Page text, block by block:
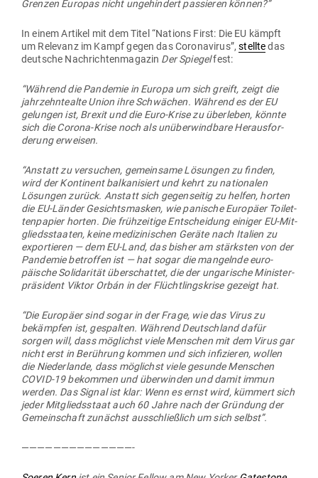
Grenzen Europas nicht unge­hindert pas­sieren können?”
In einem Artikel mit dem Titel “Nations First: Die EU kämpft
um Relevanz im Kampf gegen das Coro­na­virus”,stelltedas
deutsche Nach­rich­ten­ma­gazin Der Spiegelfest:
“Während die Pan­demie in Europa um sich greift, zeigt die
jahr­zehn­tealte Union ihre Schwächen. Während es der EU
gelungen ist, Brexit und die Euro-Krise zu über­leben, könnte
sich die Corona-Krise noch als unüber­windbare Her­aus­for­
derung erweisen.
“Anstatt zu ver­suchen, gemeinsame Lösungen zu finden,
wird der Kon­tinent bal­ka­ni­siert und kehrt zu natio­nalen
Lösungen zurück. Anstatt sich gegen­seitig zu helfen, horten
die EU-Länder Gesichts­masken, wie panische Europäer Toi­let­
ten­papier horten. Die früh­zeitige Ent­scheidung einiger EU-Mit­
glieds­staaten, keine medi­zi­ni­schen Geräte nach Italien zu
expor­tieren — dem EU-Land, das bisher am stärksten von der
Pan­demie betroffen ist — hat sogar die man­gelnde euro­
päische Soli­da­rität über­schattet, die der unga­rische Minis­ter­
prä­sident Viktor Orbán in der Flücht­lings­krise gezeigt hat.
“Die Europäer sind sogar in der Frage, wie das Virus zu
bekämpfen ist, gespalten. Während Deutschland dafür
sorgen will, dass mög­lichst viele Men­schen mit dem Virus gar
nicht erst in Berührung kommen und sich infi­zieren, wollen
die Nie­der­lande, dass mög­lichst viele gesunde Men­schen
COVID-19 bekommen und über­winden und damit immun
werden. Das Signal ist klar: Wenn es ernst wird, kümmert sich
jeder Mit­glieds­staat auch 60 Jahre nach der Gründung der
Gemein­schaft zunächst aus­schließlich um sich selbst”.
——————————————-